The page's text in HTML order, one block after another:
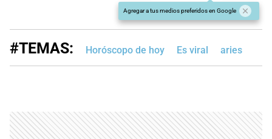
Agregar a tus medios preferidos en Google
#TEMAS: Horóscopo de hoy Es viral aries